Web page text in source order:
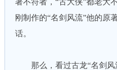
刚制作的“名剑风流”他的原
话。
那么，看过古龙“名剑风